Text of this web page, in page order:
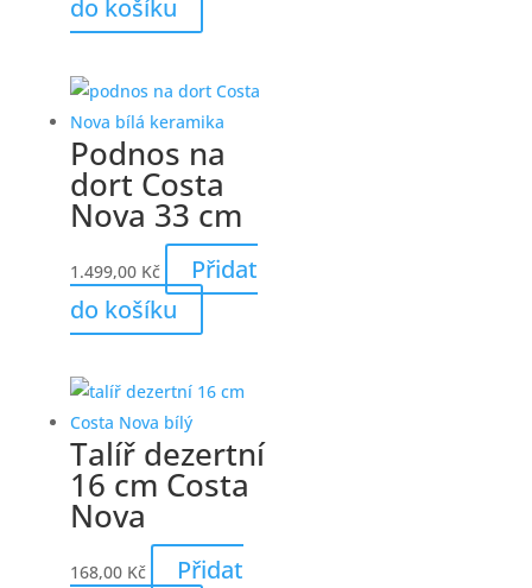
do košíku
Podnos na
dort Costa
Nova 33 cm
1.499,00 Kč
Přidat
do košíku
Talíř dezertní
16 cm Costa
Nova
168,00 Kč
Přidat